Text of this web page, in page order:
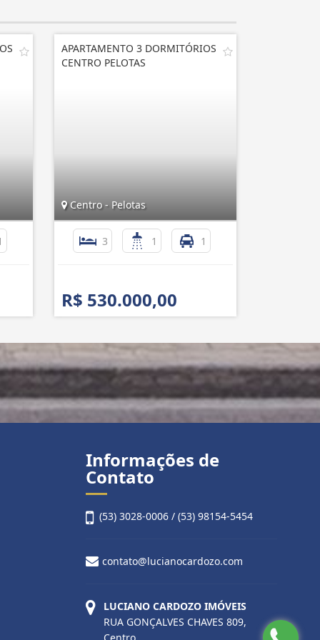
APARTAMENTO 3 DORMITÓRIOS
CENTRO PELOTAS
Centro - Pelotas
3 1 1
R$ 530.000,00
Informações de
Contato
(53) 3028-0006 / (53) 98154-5454
contato@lucianocardozo.com
LUCIANO CARDOZO IMÓVEIS
RUA GONÇALVES CHAVES 809,